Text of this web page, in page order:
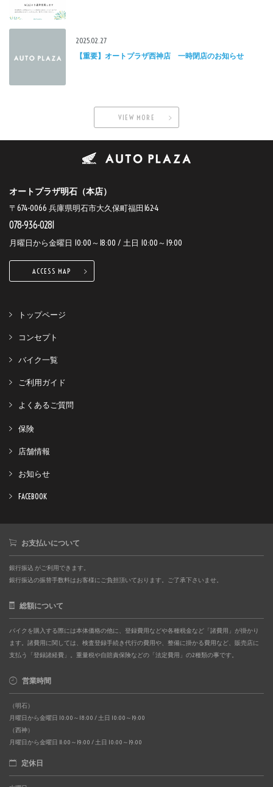
2025.02.27
【重要】オートプラザ西神店 一時閉店のお知らせ
VIEW MORE
オートプラザ明石（本店）
〒674-0066 兵庫県明石市大久保町福田162-4
078-936-0281
月曜日から金曜日 10:00～18:00 / 土日 10:00～19:00
ACCESS MAP
トップページ
コンセプト
バイク一覧
ご利用ガイド
よくあるご質問
保険
店舗情報
お知らせ
FACEBOOK
お支払いについて
銀行振込 がご利用できます。
銀行振込の振替手数料はお客様にご負担頂いております。ご了承下さいませ。
総額について
バイクを購入する際には本体価格の他に、登録費用などや各種税金など「諸費用」が掛かり
ます。諸費用に関しては、検査登録手続き代行の費用や、整備に掛かる費用など、販売店に
支払う「登録諸経費」。重量税や自賠責保険などの「法定費用」の2種類の事です。
営業時間
（明石）
月曜日から金曜日 10:00～18:00 / 土日 10:00～19:00
（西神）
月曜日から金曜日 11:00～19:00 / 土日 10:00～19:00
定休日